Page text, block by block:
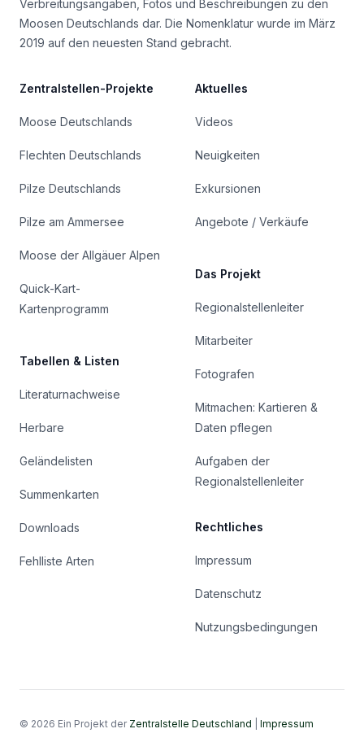
Verbreitungsangaben, Fotos und Beschreibungen zu den
Moosen Deutschlands dar. Die Nomenklatur wurde im März
2019 auf den neuesten Stand gebracht.
Zentralstellen-Projekte
Moose Deutschlands
Flechten Deutschlands
Pilze Deutschlands
Pilze am Ammersee
Moose der Allgäuer Alpen
Quick-Kart-
Kartenprogramm
Tabellen & Listen
Literaturnachweise
Herbare
Geländelisten
Summenkarten
Downloads
Fehlliste Arten
Aktuelles
Videos
Neuigkeiten
Exkursionen
Angebote / Verkäufe
Das Projekt
Regionalstellenleiter
Mitarbeiter
Fotografen
Mitmachen: Kartieren &
Daten pflegen
Aufgaben der
Regionalstellenleiter
Rechtliches
Impressum
Datenschutz
Nutzungsbedingungen
© 2026 Ein Projekt der Zentralstelle Deutschland Impressum